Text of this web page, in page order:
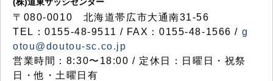
〒080-0010 北海道帯広市大通南31-56
TEL：0155-48-9511 / FAX：0155-48-1566 / g
otou@doutou-sc.co.jp
営業時間：8:30〜18:00 / 定休日：日曜日・祝祭
日・他・土曜日有